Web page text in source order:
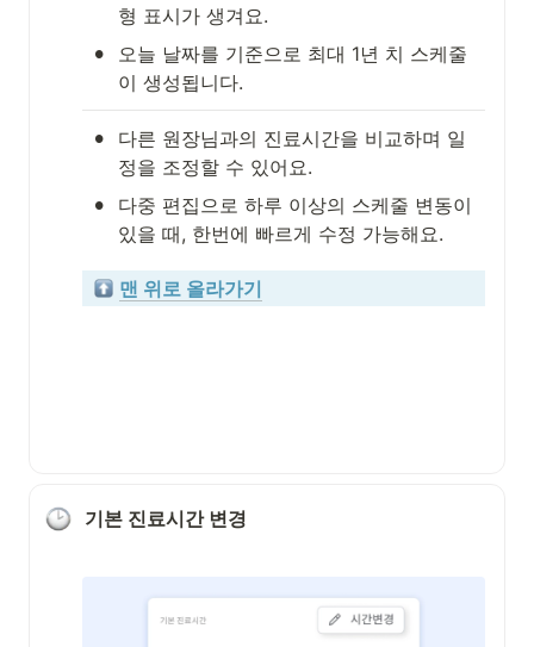
형 표시가 생겨요.
•
오늘 날짜를 기준으로 최대 1년 치 스케줄
이 생성됩니다.
•
다른 원장님과의 진료시간을 비교하며 일
정을 조정할 수 있어요.
•
다중 편집으로 하루 이상의 스케줄 변동이
있을 때, 한번에 빠르게 수정 가능해요.
맨 위로 올라가기
기본 진료시간 변경